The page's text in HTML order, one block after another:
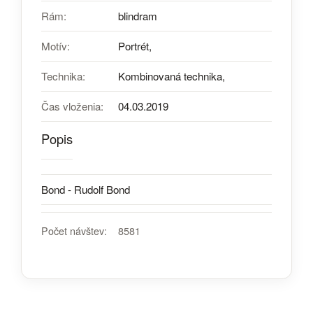
Rám: blindram
Motív: Portrét,
Technika: Kombinovaná technika,
Čas vloženia: 04.03.2019
Popis
Bond - Rudolf Bond
Počet návštev: 8581